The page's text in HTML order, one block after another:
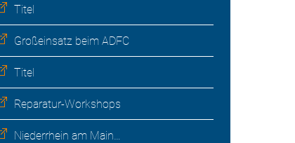
Titel
Großeinsatz beim ADFC
Titel
Reparatur-Workshops
Niederrhein am Main…